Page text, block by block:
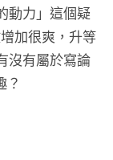
動力」這個疑
加很爽，升等
沒有屬於寫論
？